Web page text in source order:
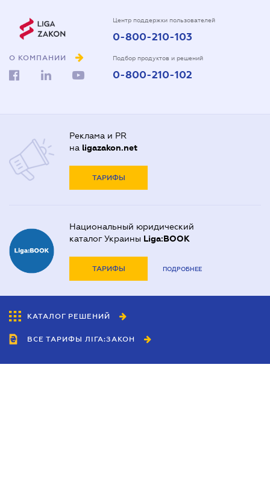
О КОМПАНИИ
Центр поддержки пользователей
0-800-210-103
Подбор продуктов и решений
0-800-210-102
Реклама и PR
на ligazakon.net
ТАРИФЫ
Национальный юридический
каталог Украины Liga:BOOK
ТАРИФЫ ПОДРОБНЕЕ
КАТАЛОГ РЕШЕНИЙ
ВСЕ ТАРИФЫ ЛІГА:ЗАКОН